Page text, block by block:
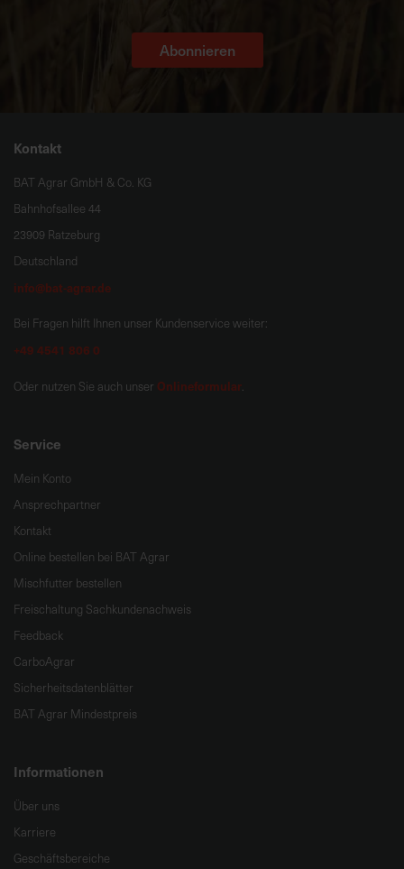
Abonnieren
Kontakt
BAT Agrar GmbH & Co. KG
Bahnhofsallee 44
23909 Ratzeburg
Deutschland
info@bat-agrar.de
Bei Fragen hilft Ihnen unser Kundenservice weiter:
+49 4541 806 0
Oder nutzen Sie auch unser Onlineformular.
Service
Mein Konto
Ansprechpartner
Kontakt
Online bestellen bei BAT Agrar
Mischfutter bestellen
Freischaltung Sachkundenachweis
Feedback
CarboAgrar
Sicherheitsdatenblätter
BAT Agrar Mindestpreis
Informationen
Über uns
Karriere
Geschäftsbereiche